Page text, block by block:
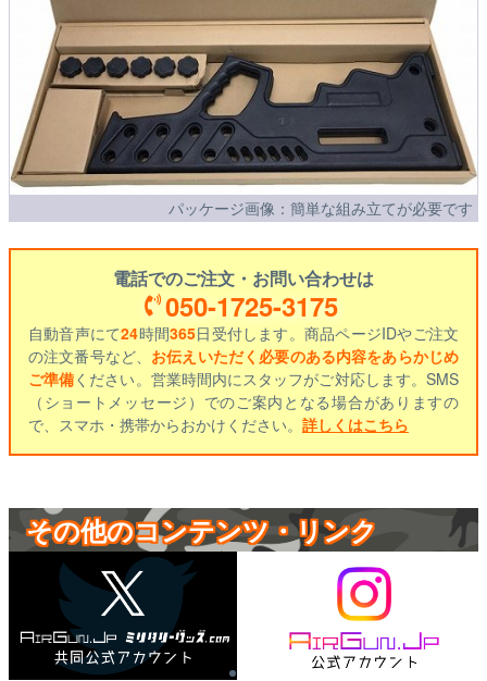
パッケージ画像：簡単な組み立てが必要です
電話でのご注文・お問い合わせは
050-1725-3175
自動音声にて24時間365日受付します。商品ページIDやご注文
の注文番号など、 お伝えいただく必要のある内容をあらかじめ
ご準備ください。営業時間内にスタッフがご対応します。SMS
（ショートメッセージ）でのご案内となる場合がありますの
で、スマホ・携帯からおかけください。 詳しくはこちら
その他のコンテンツ・リンク